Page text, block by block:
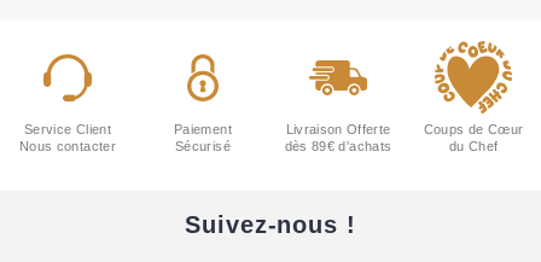
Service Client
Nous contacter
Paiement
Sécurisé
Livraison Offerte
dès 89€ d'achats
Coups de Cœur
du Chef
Suivez-nous !